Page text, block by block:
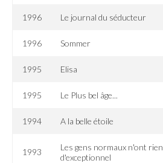
1996 Le journal du séducteur
1996 Sommer
1995 Elisa
1995 Le Plus bel âge...
1994 A la belle étoile
1993
Les gens normaux n'ont rien
d'exceptionnel